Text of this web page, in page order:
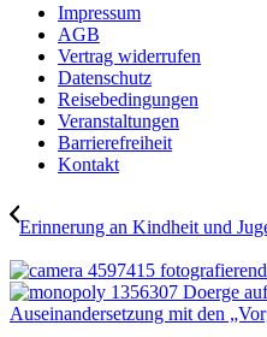
Impressum
AGB
Vertrag widerrufen
Datenschutz
Reisebedingungen
Veranstaltungen
Barrierefreiheit
Kontakt
Erinnerung an Kindheit und
Auseinandersetzung mit den